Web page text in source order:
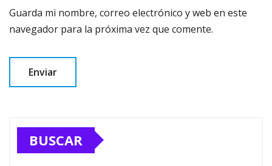
Guarda mi nombre, correo electrónico y web en este
navegador para la próxima vez que comente.
BUSCAR